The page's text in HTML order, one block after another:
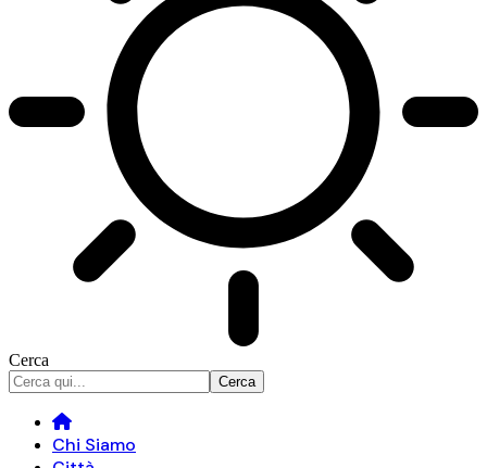
Cerca
Chi Siamo